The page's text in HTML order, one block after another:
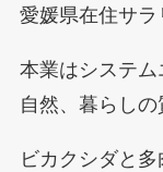
愛媛県在住サラ
本業はシステム
自然、暮らしの
ビカクシダと